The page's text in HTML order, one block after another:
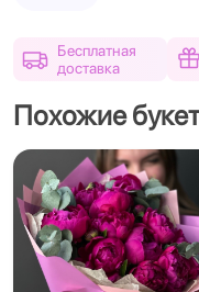
Бесплатная
доставка
Похожие